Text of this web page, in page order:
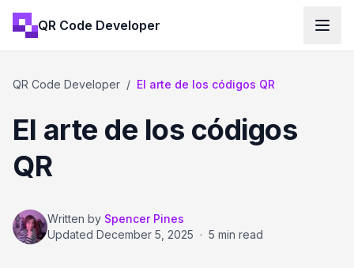
QR Code Developer
QR Code Developer / El arte de los códigos QR
El arte de los códigos
QR
Written by Spencer Pines
Updated December 5, 2025 · 5 min read